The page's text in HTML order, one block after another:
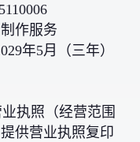
作服务
年5月（三年）
执照（经营范围
供营业执照复印